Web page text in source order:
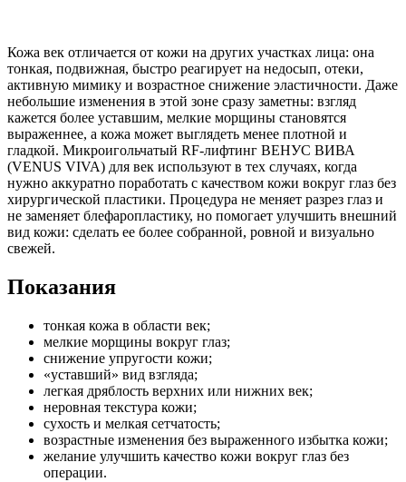
Кожа век отличается от кожи на других участках лица: она
тонкая, подвижная, быстро реагирует на недосып, отеки,
активную мимику и возрастное снижение эластичности. Даже
небольшие изменения в этой зоне сразу заметны: взгляд
кажется более уставшим, мелкие морщины становятся
выраженнее, а кожа может выглядеть менее плотной и
гладкой. Микроигольчатый RF-лифтинг ВЕНУС ВИВА
(VENUS VIVA) для век используют в тех случаях, когда
нужно аккуратно поработать с качеством кожи вокруг глаз без
хирургической пластики. Процедура не меняет разрез глаз и
не заменяет блефаропластику, но помогает улучшить внешний
вид кожи: сделать ее более собранной, ровной и визуально
свежей.
Показания
тонкая кожа в области век;
мелкие морщины вокруг глаз;
снижение упругости кожи;
«уставший» вид взгляда;
легкая дряблость верхних или нижних век;
неровная текстура кожи;
сухость и мелкая сетчатость;
возрастные изменения без выраженного избытка кожи;
желание улучшить качество кожи вокруг глаз без
операции.